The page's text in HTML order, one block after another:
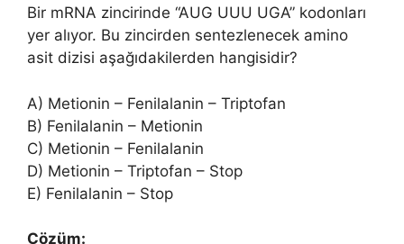
Bir mRNA zincirinde “AUG UUU UGA” kodonları
yer alıyor. Bu zincirden sentezlenecek amino
asit dizisi aşağıdakilerden hangisidir?
A) Metionin – Fenilalanin – Triptofan
B) Fenilalanin – Metionin
C) Metionin – Fenilalanin
D) Metionin – Triptofan – Stop
E) Fenilalanin – Stop
Çözüm: